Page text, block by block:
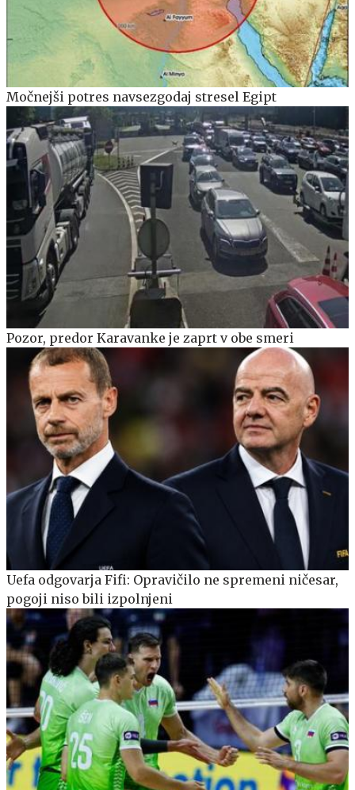
Močnejši potres navsezgodaj stresel Egipt
Pozor, predor Karavanke je zaprt v obe smeri
Uefa odgovarja Fifi: Opravičilo ne spremeni ničesar,
pogoji niso bili izpolnjeni